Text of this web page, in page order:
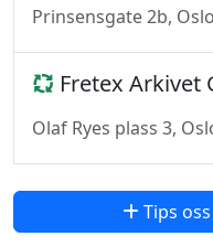
Prinsensgate 2b, Oslo
Fretex Arkivet
Olaf Ryes plass 3,
Tips